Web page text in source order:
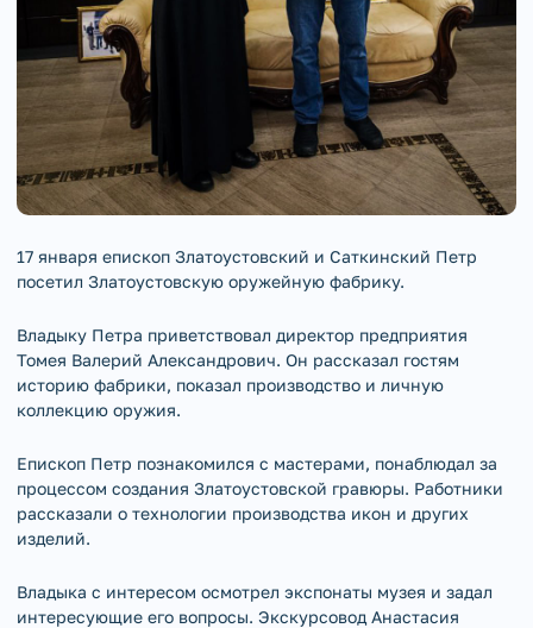
17 января епископ Златоустовский и Саткинский Петр
посетил Златоустовскую оружейную фабрику.
Владыку Петра приветствовал директор предприятия
Томея Валерий Александрович. Он рассказал гостям
историю фабрики, показал производство и личную
коллекцию оружия.
Епископ Петр познакомился с мастерами, понаблюдал за
процессом создания Златоустовской гравюры. Работники
рассказали о технологии производства икон и других
изделий.
Владыка с интересом осмотрел экспонаты музея и задал
интересующие его вопросы. Экскурсовод Анастасия